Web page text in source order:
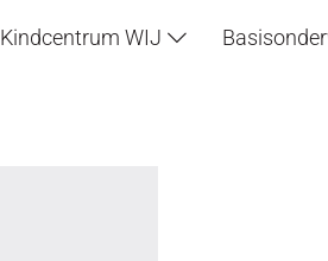
Kindcentrum WIJ